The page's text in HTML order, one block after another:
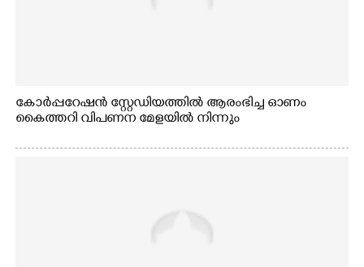
കോർപ്പറേഷൻ സ്റ്റേഡിയത്തിൽ ആരംഭിച്ച ഓണം
കൈത്തറി വിപണന മേളയിൽ നിന്നും